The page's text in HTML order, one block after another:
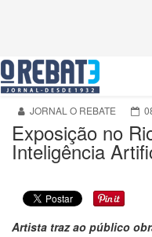
JORNAL O REBATE
Exposição no
Inteligência
Artista traz ao público